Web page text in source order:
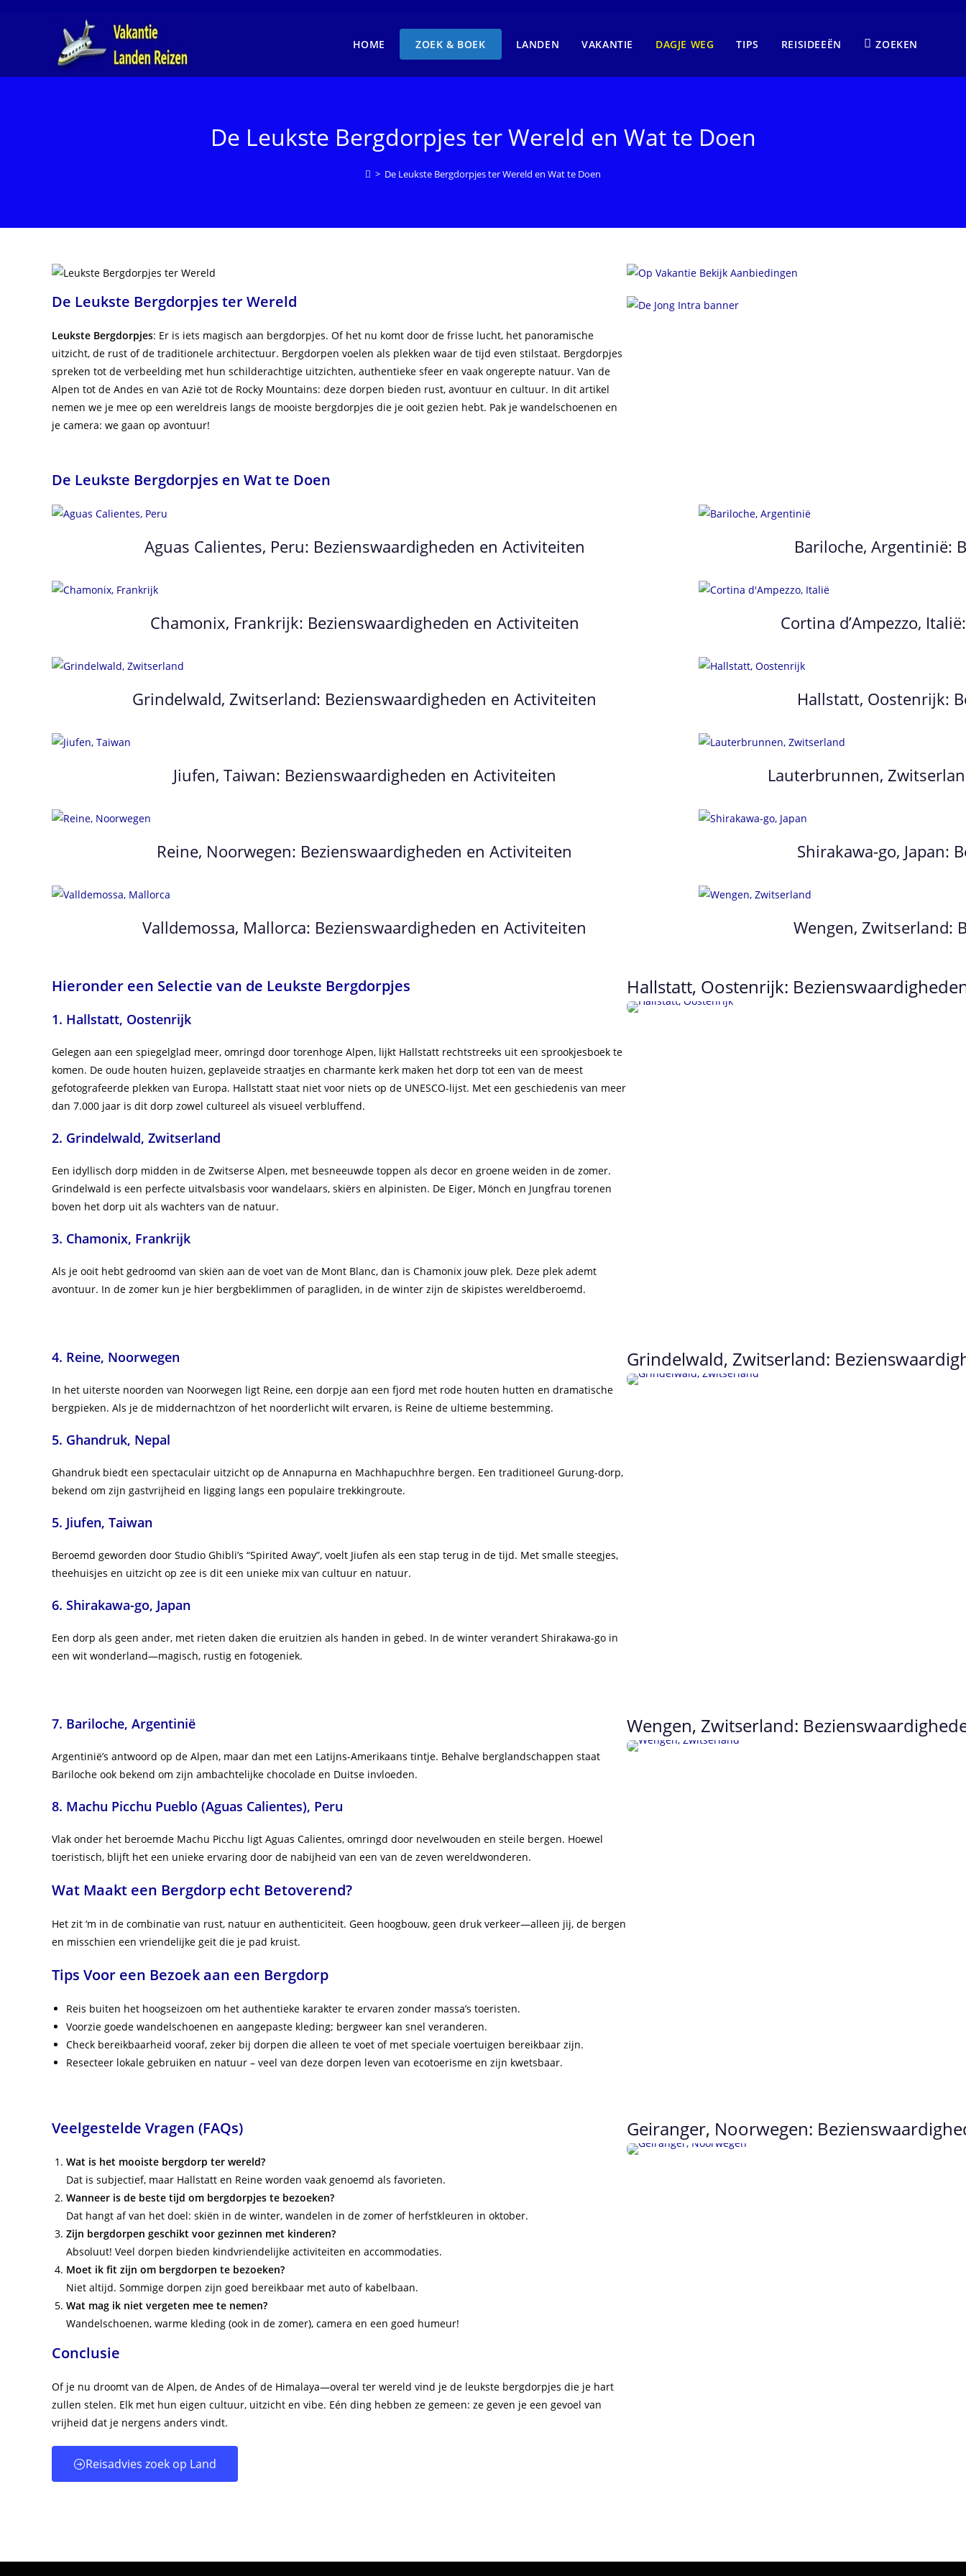
HOME ZOEK & BOEK LANDEN VAKANTIE DAGJE WEG TIPS REISIDEEËN ZOEKEN
De Leukste Bergdorpjes ter Wereld en Wat te Doen
> De Leukste Bergdorpjes ter Wereld en Wat te Doen
De Leukste Bergdorpjes ter Wereld
Leukste Bergdorpjes: Er is iets magisch aan bergdorpjes. Of het nu komt door de frisse lucht, het panoramische
uitzicht, de rust of de traditionele architectuur. Bergdorpen voelen als plekken waar de tijd even stilstaat. Bergdorpjes
spreken tot de verbeelding met hun schilderachtige uitzichten, authentieke sfeer en vaak ongerepte natuur. Van de
Alpen tot de Andes en van Azië tot de Rocky Mountains: deze dorpen bieden rust, avontuur en cultuur. In dit artikel
nemen we je mee op een wereldreis langs de mooiste bergdorpjes die je ooit gezien hebt. Pak je wandelschoenen en
je camera: we gaan op avontuur!
De Leukste Bergdorpjes en Wat te Doen
Aguas Calientes, Peru: Bezienswaardigheden en Activiteiten Bariloche, Argentinië:
Chamonix, Frankrijk: Bezienswaardigheden en Activiteiten Cortina d’Ampezzo,
Grindelwald, Zwitserland: Bezienswaardigheden en Activiteiten Hallstatt, Oostenrijk:
Jiufen, Taiwan: Bezienswaardigheden en Activiteiten Lauterbrunnen,
Reine, Noorwegen: Bezienswaardigheden en Activiteiten Shirakawa-go, Japan:
Valldemossa, Mallorca: Bezienswaardigheden en Activiteiten Wengen, Zwitserland:
Hieronder een Selectie van de Leukste Bergdorpjes
1. Hallstatt, Oostenrijk
Gelegen aan een spiegelglad meer, omringd door torenhoge Alpen, lijkt Hallstatt rechtstreeks uit een sprookjesboek te
komen. De oude houten huizen, geplaveide straatjes en charmante kerk maken het dorp tot een van de meest
gefotografeerde plekken van Europa. Hallstatt staat niet voor niets op de UNESCO-lijst. Met een geschiedenis van meer
dan 7.000 jaar is dit dorp zowel cultureel als visueel verbluffend.
2. Grindelwald, Zwitserland
Een idyllisch dorp midden in de Zwitserse Alpen, met besneeuwde toppen als decor en groene weiden in de zomer.
Grindelwald is een perfecte uitvalsbasis voor wandelaars, skiërs en alpinisten. De Eiger, Mönch en Jungfrau torenen
boven het dorp uit als wachters van de natuur.
3. Chamonix, Frankrijk
Als je ooit hebt gedroomd van skiën aan de voet van de Mont Blanc, dan is Chamonix jouw plek. Deze plek ademt
avontuur. In de zomer kun je hier bergbeklimmen of paragliden, in de winter zijn de skipistes wereldberoemd.
Hallstatt, Oostenrijk:
4. Reine, Noorwegen
In het uiterste noorden van Noorwegen ligt Reine, een dorpje aan een fjord met rode houten hutten en dramatische
bergpieken. Als je de middernachtzon of het noorderlicht wilt ervaren, is Reine de ultieme bestemming.
5. Ghandruk, Nepal
Ghandruk biedt een spectaculair uitzicht op de Annapurna en Machhapuchhre bergen. Een traditioneel Gurung-dorp,
bekend om zijn gastvrijheid en ligging langs een populaire trekkingroute.
5. Jiufen, Taiwan
Beroemd geworden door Studio Ghibli’s “Spirited Away”, voelt Jiufen als een stap terug in de tijd. Met smalle steegjes,
theehuisjes en uitzicht op zee is dit een unieke mix van cultuur en natuur.
6. Shirakawa-go, Japan
Een dorp als geen ander, met rieten daken die eruitzien als handen in gebed. In de winter verandert Shirakawa-go in
een wit wonderland—magisch, rustig en fotogeniek.
Grindelwald, Zwitserland:
7. Bariloche, Argentinië
Argentinië’s antwoord op de Alpen, maar dan met een Latijns-Amerikaans tintje. Behalve berglandschappen staat
Bariloche ook bekend om zijn ambachtelijke chocolade en Duitse invloeden.
8. Machu Picchu Pueblo (Aguas Calientes), Peru
Vlak onder het beroemde Machu Picchu ligt Aguas Calientes, omringd door nevelwouden en steile bergen. Hoewel
toeristisch, blijft het een unieke ervaring door de nabijheid van een van de zeven wereldwonderen.
Wat Maakt een Bergdorp echt Betoverend?
Het zit ‘m in de combinatie van rust, natuur en authenticiteit. Geen hoogbouw, geen druk verkeer—alleen jij, de bergen
en misschien een vriendelijke geit die je pad kruist.
Tips Voor een Bezoek aan een Bergdorp
Reis buiten het hoogseizoen om het authentieke karakter te ervaren zonder massa’s toeristen.
Voorzie goede wandelschoenen en aangepaste kleding; bergweer kan snel veranderen.
Check bereikbaarheid vooraf, zeker bij dorpen die alleen te voet of met speciale voertuigen bereikbaar zijn.
Resecteer lokale gebruiken en natuur – veel van deze dorpen leven van ecotoerisme en zijn kwetsbaar.
Wengen, Zwitserland:
Veelgestelde Vragen (FAQs)
Wat is het mooiste bergdorp ter wereld?
Dat is subjectief, maar Hallstatt en Reine worden vaak genoemd als favorieten.
Wanneer is de beste tijd om bergdorpjes te bezoeken?
Dat hangt af van het doel: skiën in de winter, wandelen in de zomer of herfstkleuren in oktober.
Zijn bergdorpen geschikt voor gezinnen met kinderen?
Absoluut! Veel dorpen bieden kindvriendelijke activiteiten en accommodaties.
Moet ik fit zijn om bergdorpen te bezoeken?
Niet altijd. Sommige dorpen zijn goed bereikbaar met auto of kabelbaan.
Wat mag ik niet vergeten mee te nemen?
Wandelschoenen, warme kleding (ook in de zomer), camera en een goed humeur!
Conclusie
Of je nu droomt van de Alpen, de Andes of de Himalaya—overal ter wereld vind je de leukste bergdorpjes die je hart
zullen stelen. Elk met hun eigen cultuur, uitzicht en vibe. Eén ding hebben ze gemeen: ze geven je een gevoel van
vrijheid dat je nergens anders vindt.
Geiranger, Noorwegen:
Reisadvies zoek op Land